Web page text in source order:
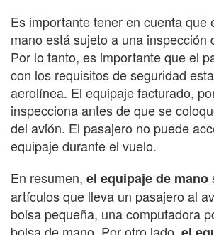
Es importante tener en cuenta que
mano está sujeto a una inspección
Por lo tanto, es importante que el
con los requisitos de seguridad
aerolínea. El equipaje facturado,
inspecciona antes de que se
del avión. El pasajero no puede
equipaje durante el vuelo.
En resumen, el equipaje de mano
artículos que lleva un pasajero al
bolsa pequeña, una computadora